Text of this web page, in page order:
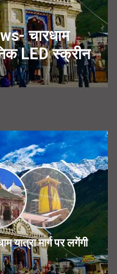
चारधाम
LED स्क्रीन
मार्ग पर लगेंगी